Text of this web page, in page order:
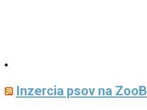
Inzercia psov na